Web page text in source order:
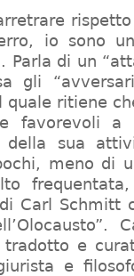
io sono
Parla di un
gli
quale ritiene
favorevoli a
sua
meno di
Carl Schmitt
e
e